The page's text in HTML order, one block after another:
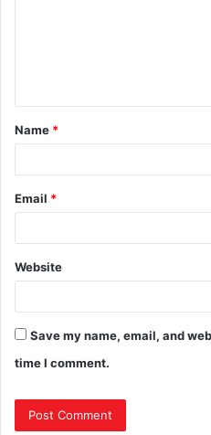
Name *
Email *
Website
Save my name, email, and
time I comment.